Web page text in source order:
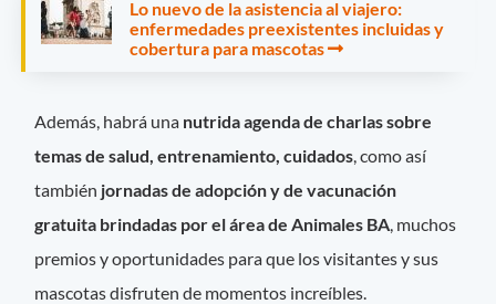
Lo nuevo de la asistencia al viajero:
enfermedades preexistentes incluidas y
cobertura para mascotas
Además, habrá una nutrida agenda de charlas sobre
temas de salud, entrenamiento, cuidados , como así
también jornadas de adopción y de vacunación
gratuita brindadas por el área de Animales BA , muchos
premios y oportunidades para que los visitantes y sus
mascotas disfruten de momentos increíbles.